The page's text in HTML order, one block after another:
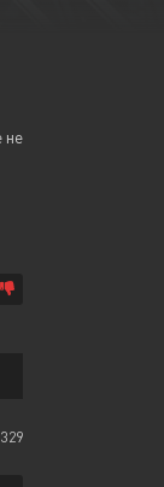
не